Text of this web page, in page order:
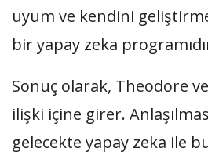
uyum ve kendini
bir yapay zeka
Sonuç olarak, Theodore
ilişki içine girer.
gelecekte yapay zeka ile